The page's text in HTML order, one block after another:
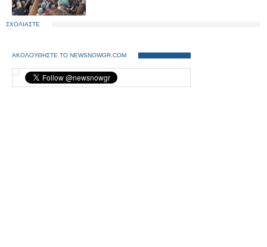
ΣΧΟΛΙΑΣΤΕ
ΑΚΟΛΟΥΘΗΣΤΕ ΤΟ NEWSNOWGR.COM